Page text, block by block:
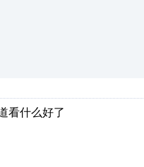
看什么好了